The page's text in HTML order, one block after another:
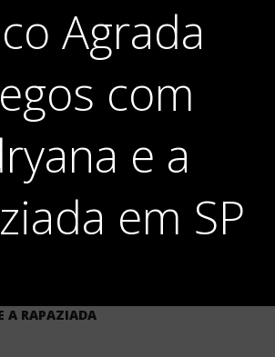
Agrada
com
e a
em SP
A RAPAZIADA